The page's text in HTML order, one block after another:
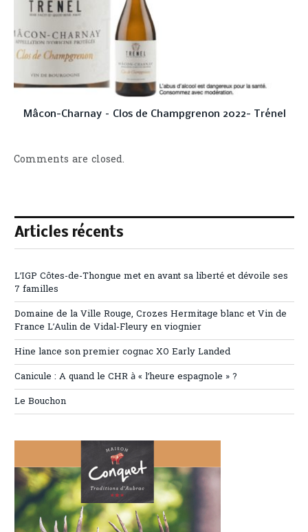
Mâcon-Charnay – Clos de Champgrenon 2022- Trénel
Comments are closed.
Articles récents
L’IGP Côtes-de-Thongue met en avant sa liberté et dévoile ses
7 familles
Domaine de la Ville Rouge, Crozes Hermitage blanc et Vin de
France L’Aulin de Vidal-Fleury en viognier
Hine lance son premier cognac XO Early Landed
Canicule : A quand le CHR à « l’heure espagnole » ?
Le Bouchon